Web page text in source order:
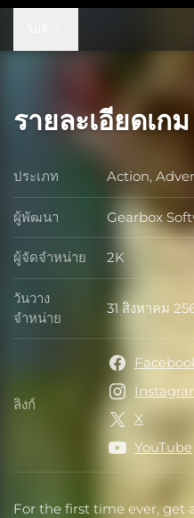
รายละเอียดเกม
For the first time ever, get
ประเภท ประเภท
Action,
ผู้พัฒนา ผู้พัฒนา
Gearbox
ผู้จัดจำหน่าย ผู้จัดจำหน่าย
2K
วันวาง
จำหน่าย
วันวางจำหน่าย
31 สิงหาคม
ลิงก์ ลิงก์ X
YouTube